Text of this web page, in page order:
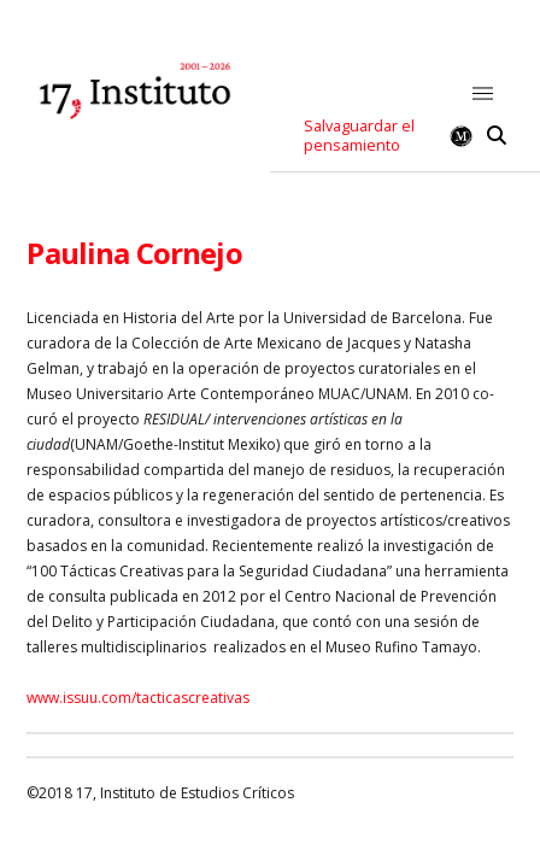
Salvaguardar el
pensamiento
Paulina Cornejo
Licenciada en Historia del Arte por la Universidad de Barcelona. Fue
curadora de la Colección de Arte Mexicano de Jacques y Natasha
Gelman, y trabajó en la operación de proyectos curatoriales en el
Museo Universitario Arte Contemporáneo MUAC/UNAM. En 2010 co-
curó el proyectoRESIDUAL/ intervenciones artísticas en la
ciudad(UNAM/Goethe-Institut Mexiko) que giró en torno a la
responsabilidad compartida del manejo de residuos, la recuperación
de espacios públicos y la regeneración del sentido de pertenencia. Es
curadora, consultora e investigadora de proyectos artísticos/creativos
basados en la comunidad. Recientemente realizó la investigación de
“100 Tácticas Creativas para la Seguridad Ciudadana” una herramienta
de consulta publicada en 2012 por el Centro Nacional de Prevención
del Delito y Participación Ciudadana, que contó con una sesión de
talleres multidisciplinarios realizados en el Museo Rufino Tamayo.
www.issuu.com/tacticascreativas
©2018 17, Instituto de Estudios Críticos